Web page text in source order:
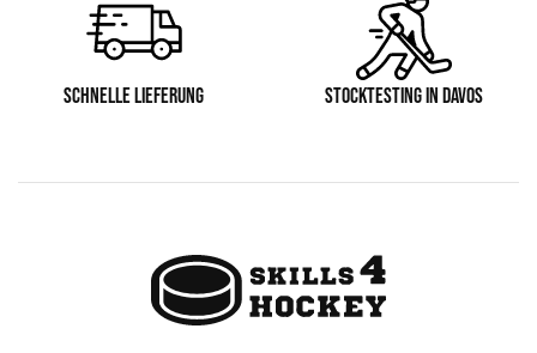
SCHNELLE LIEFERUNG STOCKTESTING IN DAVOS